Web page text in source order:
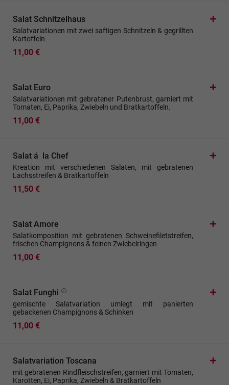
Salat Schnitzelhaus
Salatvariationen mit zwei saftigen Schnitzeln & gegrillten
Kartoffeln
11,00 €
Salat Euro
Salatvariationen mit gebratener Putenbrust, garniert mit
Tomaten, Ei, Paprika, Zwiebeln und Bratkartoffeln.
11,00 €
Salat á la Chef
Kreation mit verschiedenen Salaten, mit gebratenen
Lachsstreifen & Bratkartoffeln
11,50 €
Salat Amore
Salatkomposition mit gebratenen Schweinefiletstreifen,
frischen Champignons & feinen Zwiebelringen
11,00 €
Salat Funghi
gemischte Salatvariation umlegt mit panierten
gebackenen Champignons & Schinken
11,00 €
Salatvariation Toscana
mit gebratenen Rindfleischstreifen, garniert mit Tomaten,
Karotten, Ei, Paprika, Zwiebeln & Bratkartoffeln